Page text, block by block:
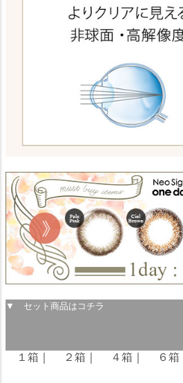
▼ セット商品はコチラ
１箱 ２箱 ４箱 ６箱